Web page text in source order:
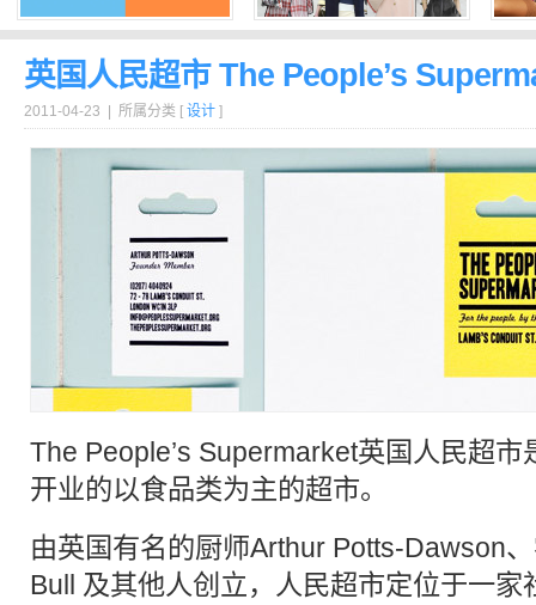
英国人民超市 The People’s
2011-04-23 | 所属分类 [ 设计 ]
The People’s Supermarket英国人民超市
开业的以食品类为主的超市。
由英国有名的厨师Arthur Potts-Dawson
Bull 及其他人创立， 人民超市定位于一家